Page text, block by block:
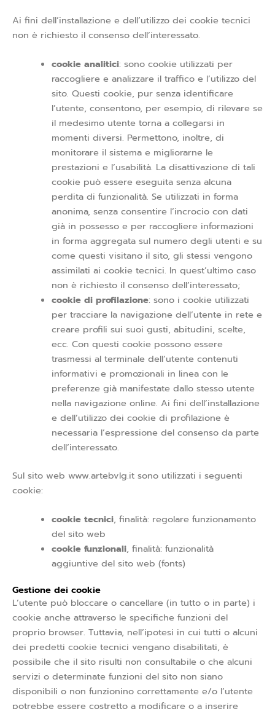
Ai fini dell’installazione e dell’utilizzo dei cookie tecnici
non è richiesto il consenso dell’interessato.
cookie analitici: sono cookie utilizzati per
raccogliere e analizzare il traffico e l’utilizzo del
sito. Questi cookie, pur senza identificare
l’utente, consentono, per esempio, di rilevare se
il medesimo utente torna a collegarsi in
momenti diversi. Permettono, inoltre, di
monitorare il sistema e migliorarne le
prestazioni e l’usabilità. La disattivazione di tali
cookie può essere eseguita senza alcuna
perdita di funzionalità. Se utilizzati in forma
anonima, senza consentire l’incrocio con dati
già in possesso e per raccogliere informazioni
in forma aggregata sul numero degli utenti e su
come questi visitano il sito, gli stessi vengono
assimilati ai cookie tecnici. In quest’ultimo caso
non è richiesto il consenso dell’interessato;
cookie di profilazione: sono i cookie utilizzati
per tracciare la navigazione dell’utente in rete e
creare profili sui suoi gusti, abitudini, scelte,
ecc. Con questi cookie possono essere
trasmessi al terminale dell’utente contenuti
informativi e promozionali in linea con le
preferenze già manifestate dallo stesso utente
nella navigazione online. Ai fini dell’installazione
e dell’utilizzo dei cookie di profilazione è
necessaria l’espressione del consenso da parte
dell’interessato.
Sul sito web www.artebvlg.it sono utilizzati i seguenti
cookie:
cookie tecnici, finalità: regolare funzionamento
del sito web
cookie funzionali, finalità: funzionalità
aggiuntive del sito web (fonts)
Gestione dei cookie
L’utente può bloccare o cancellare (in tutto o in parte) i
cookie anche attraverso le specifiche funzioni del
proprio browser. Tuttavia, nell’ipotesi in cui tutti o alcuni
dei predetti cookie tecnici vengano disabilitati, è
possibile che il sito risulti non consultabile o che alcuni
servizi o determinate funzioni del sito non siano
disponibili o non funzionino correttamente e/o l’utente
potrebbe essere costretto a modificare o a inserire